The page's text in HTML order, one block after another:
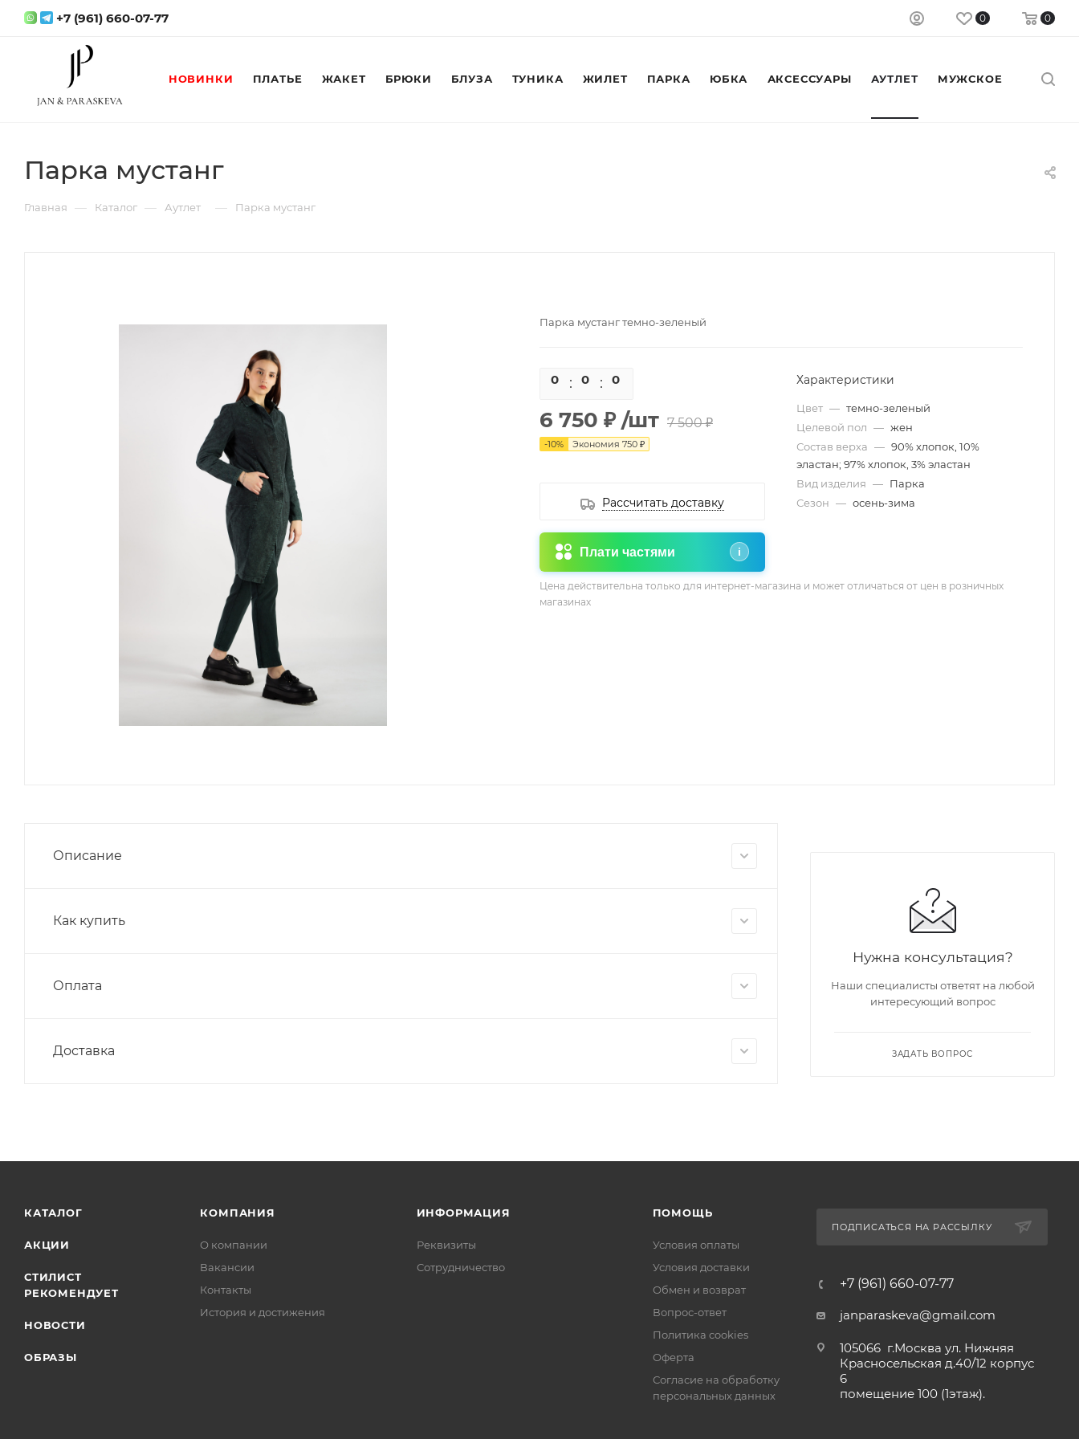
+7 (961) 660-07-77 0 0
НОВИНКИ ПЛАТЬЕ ЖАКЕТ БРЮКИ БЛУЗА ТУНИКА ЖИЛЕТ ПАРКА ЮБКА АКСЕССУАРЫ АУТЛЕТ МУЖСКОЕ
Парка мустанг
Главная — Каталог — Аутлет — Парка мустанг
Парка мустанг темно-зеленый
0 0 0
6 750 ₽ /шт 7 500 ₽
-10% Экономия 750 ₽
Рассчитать доставку
Плати частями i
Характеристики
Цвет — темно-зеленый
Целевой пол — жен
Состав верха — 90% хлопок, 10%
эластан; 97% хлопок, 3% эластан
Вид изделия — Парка
Сезон — осень-зима
Цена действительна только для интернет-магазина и может отличаться от цен в розничных
магазинах
Описание
Как купить
Оплата
Доставка
Нужна консультация?
Наши специалисты ответят на любой
интересующий вопрос
ЗАДАТЬ ВОПРОС
КАТАЛОГ
АКЦИИ
СТИЛИСТ
РЕКОМЕНДУЕТ
НОВОСТИ
ОБРАЗЫ
КОМПАНИЯ
О компании
Вакансии
Контакты
История и достижения
ИНФОРМАЦИЯ
Реквизиты
Сотрудничество
ПОМОЩЬ
Условия оплаты
Условия доставки
Обмен и возврат
Вопрос-ответ
Политика cookies
Оферта
Согласие на обработку
персональных данных
ПОДПИСАТЬСЯ НА РАССЫЛКУ
+7 (961) 660-07-77
janparaskeva@gmail.com
105066 г.Москва ул. Нижняя
Красносельская д.40/12 корпус
6
помещение 100 (1этаж).